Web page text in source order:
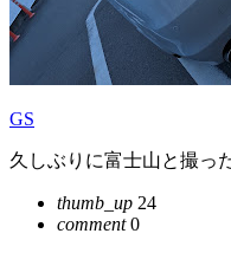
GS
久しぶりに富士山と撮っ
thumb_up 24
comment0